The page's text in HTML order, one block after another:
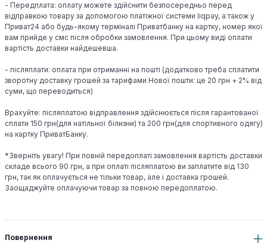
- Передплата: оплату можете здійснити безпосередньо перед
відправкою товару за допомогою платіжної системи liqpay, а також у
Приват24 або будь-якому терміналі Приватбанку на картку, номер якої
вам прийде у смс після обробки замовлення. При цьому виді оплати
вартість доставки найдешевша.
- післяплати: оплата при отриманні на пошті (додатково треба сплатити
зворотну доставку грошей за тарифами Нової пошти: це 20 грн + 2% від
суми, що переводиться)
Врахуйте: післяплатою відправлення здійснюється після гарантованої
сплати 150 грн(для натільної білизни) та 200 грн(для спортивного одягу)
на картку ПриватБанку.
*Зверніть увагу! При повній передоплаті замовлення вартість доставки
складе всього 90 грн, а при оплаті післяплатою ви заплатите від 130
грн, так як оплачується не тільки товар, але і доставка грошей.
Заощаджуйте оплачуючи товар за повною передоплатою.
Повернення